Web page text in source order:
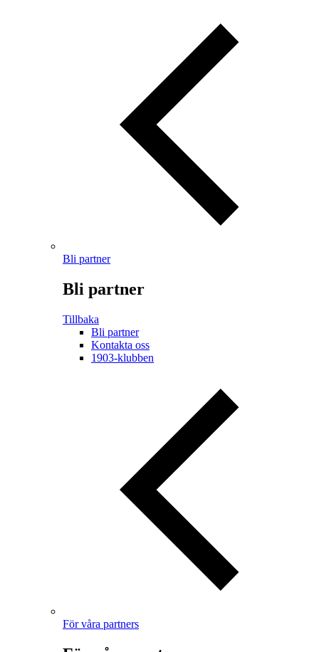
Bli partner
Bli partner
Tillbaka
Bli partner
Kontakta oss
1903-klubben
För våra partners